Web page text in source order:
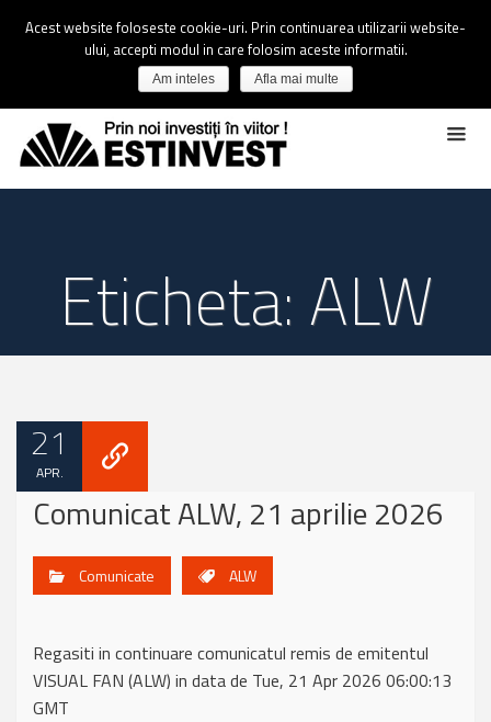
Eticheta: ALW
21
APR.
Comunicat ALW, 21 aprilie 2026
Comunicate ALW
Regasiti in continuare comunicatul remis de emitentul
VISUAL FAN (ALW) in data de Tue, 21 Apr 2026 06:00:13
GMT
Acest website foloseste cookie-uri. Prin continuarea utilizarii website-
ului, accepti modul in care folosim aceste informatii.
Am inteles Afla mai multe